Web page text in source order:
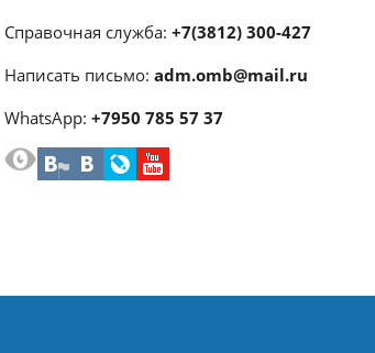
Справочная служба: +7(3812) 300-427
Написать письмо: adm.omb@mail.ru
WhatsApp: +7950 785 57 37